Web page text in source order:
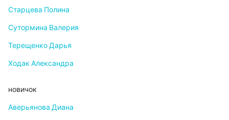
Старцева Полина
Сутормина Валерия
Терещенко Дарья
Ходак Александра
новичок
Аверьянова Диана